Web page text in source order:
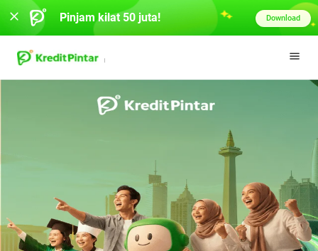
Pinjam kilat 50 juta! Download